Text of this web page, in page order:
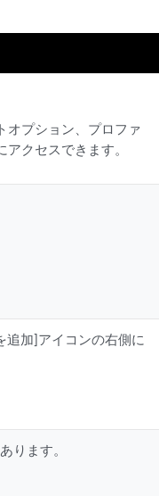
オプション、プロファ
クセスできます。
加]アイコンの右側に
ります。